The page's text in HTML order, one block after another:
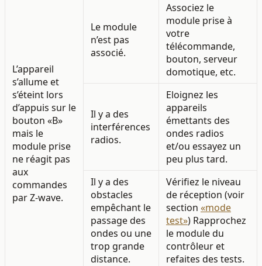
L’appareil
s’allume et
s’éteint lors
d’appuis sur le
bouton «B»
mais le
module prise
ne réagit pas
aux
commandes
par Z-wave.
Le module
n’est pas
associé.
Associez le
module prise à
votre
télécommande,
bouton, serveur
domotique, etc.
Il y a des
interférences
radios.
Eloignez les
appareils
émettants des
ondes radios
et/ou essayez un
peu plus tard.
Il y a des
obstacles
empêchant le
passage des
ondes ou une
trop grande
distance.
Vérifiez le niveau
de réception (voir
section «mode
test») Rapprochez
le module du
contrôleur et
refaites des tests.